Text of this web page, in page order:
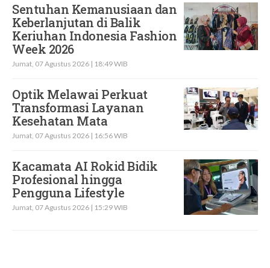
Sentuhan Kemanusiaan dan
Keberlanjutan di Balik
Keriuhan Indonesia Fashion
Week 2026
Jumat, 07 Agustus 2026 | 18:49 WIB
Optik Melawai Perkuat
Transformasi Layanan
Kesehatan Mata
Jumat, 07 Agustus 2026 | 16:56 WIB
Kacamata AI Rokid Bidik
Profesional hingga
Pengguna Lifestyle
Jumat, 07 Agustus 2026 | 15:29 WIB